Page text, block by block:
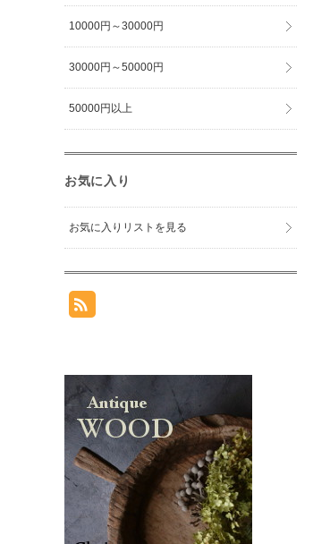
10000円～30000円
30000円～50000円
50000円以上
お気に入り
お気に入りリストを見る